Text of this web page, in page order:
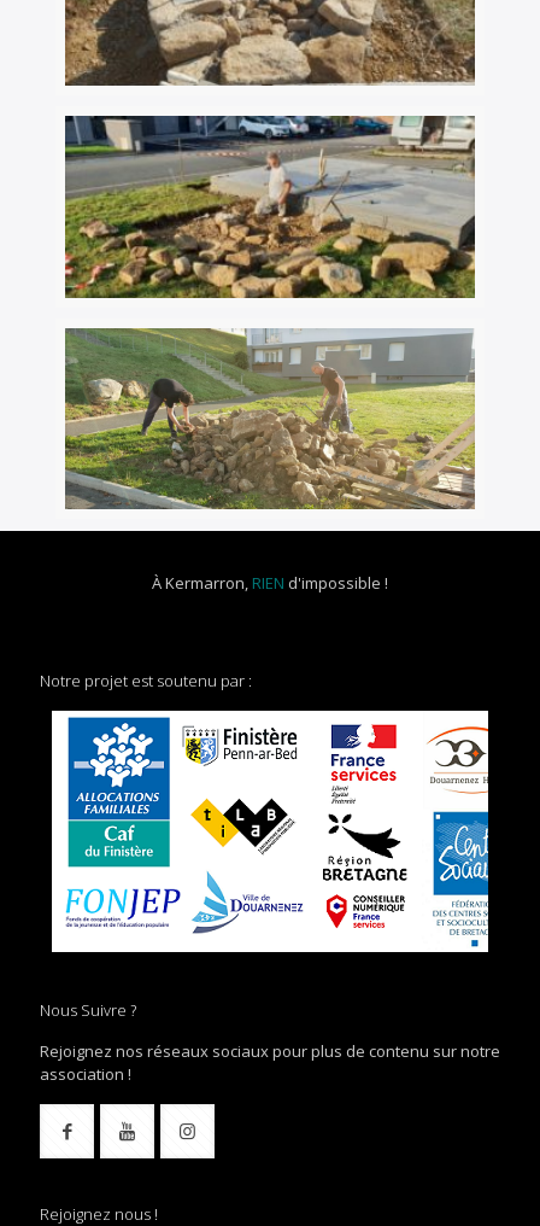
À Kermarron, RIEN d'impossible !
Notre projet est soutenu par :
Nous Suivre ?
Rejoignez nos réseaux sociaux pour plus de contenu sur notre
association !
Rejoignez nous !